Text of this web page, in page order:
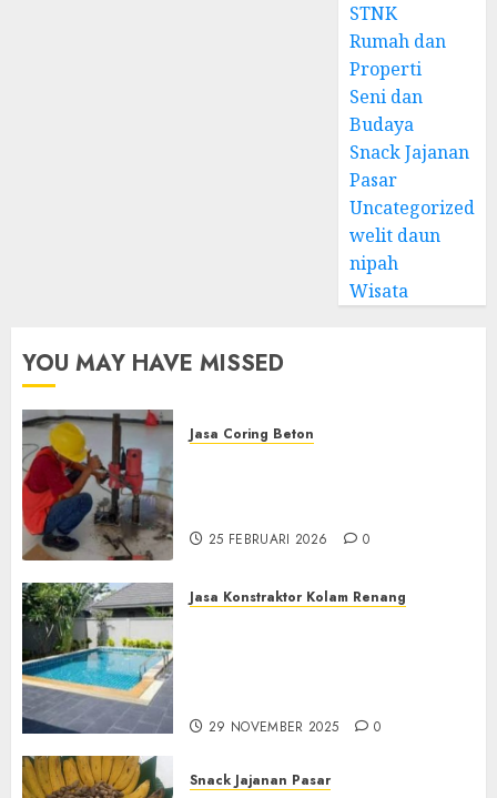
STNK
Rumah dan
Properti
Seni dan
Budaya
Snack Jajanan
Pasar
Uncategorized
welit daun
nipah
Wisata
YOU MAY HAVE MISSED
Jasa Coring Beton
25 FEBRUARI 2026 0
Jasa Konstraktor Kolam Renang
29 NOVEMBER 2025 0
Snack Jajanan Pasar